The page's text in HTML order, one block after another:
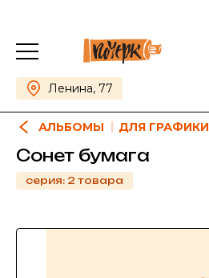
Ленина, 77
АЛЬБОМЫ ДЛЯ ГРАФИКИ
Сонет бумага
серия: 2 товара